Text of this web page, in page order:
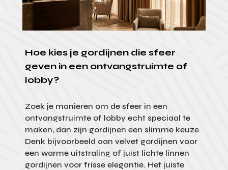
Hoe kies je gordijnen die sfeer
geven in een ontvangstruimte of
lobby?
Zoek je manieren om de sfeer in een
ontvangstruimte of lobby echt speciaal te
maken, dan zijn gordijnen een slimme keuze.
Denk bijvoorbeeld aan velvet gordijnen voor
een warme uitstraling of juist lichte linnen
gordijnen voor frisse elegantie. Het juiste